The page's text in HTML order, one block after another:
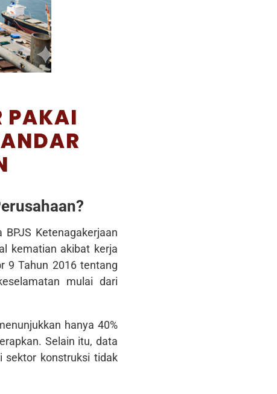
PAKAI
Ketenagakerjaan
kematian akibat kerja
9 Tahun 2016 tentang
mulai dari
hanya 40%
Selain itu, data
sektor konstruksi tidak